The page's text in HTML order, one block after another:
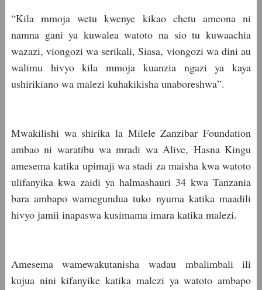
“Kila mmoja wetu kwenye kikao chetu ameona ni
namna gani ya kuwalea watoto na sio tu kuwaachia
wazazi, viongozi wa serikali, Siasa, viongozi wa dini au
walimu hivyo kila mmoja kuanzia ngazi ya kaya
ushirikiano wa malezi kuhakikisha unaboreshwa”.
Mwakilishi wa shirika la Milele Zanzibar Foundation
ambao ni waratibu wa mradi wa Alive, Hasna Kingu
amesema katika upimaji wa stadi za maisha kwa watoto
ulifanyika kwa zaidi ya halmashauri 34 kwa Tanzania
bara ambapo wamegundua tuko nyuma katika maadili
hivyo jamii inapaswa kusimama imara katika malezi.
Amesema wamewakutanisha wadau mbalimbali ili
kujua nini kifanyike katika malezi ya watoto ambapo